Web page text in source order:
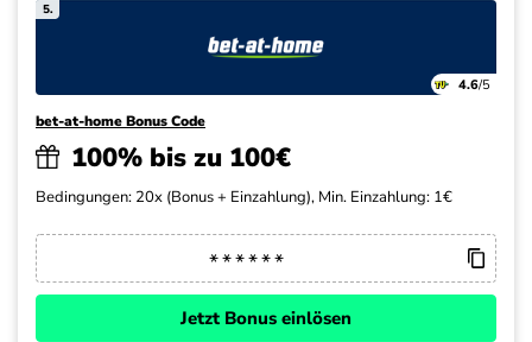
5.
4.6/5
bet-at-home Bonus Code
100% bis zu 100€
Bedingungen: 20x (Bonus + Einzahlung), Min. Einzahlung: 1€
Jetzt Bonus einlösen